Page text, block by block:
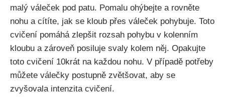
‌malý váleček pod patu. Pomalu ⁣ohýbejte a rovněte
nohu a cítíte, jak se kloub přes​ váleček pohybuje. Toto
cvičení pomáhá zlepšit⁣ rozsah pohybu v kolenním
kloubu a zároveň posiluje svaly kolem něj. Opakujte
toto cvičení 10krát na ⁤každou nohu. V případě potřeby
můžete válečky postupně zvětšovat, aby⁤ se
zvyšovala intenzita cvičení.